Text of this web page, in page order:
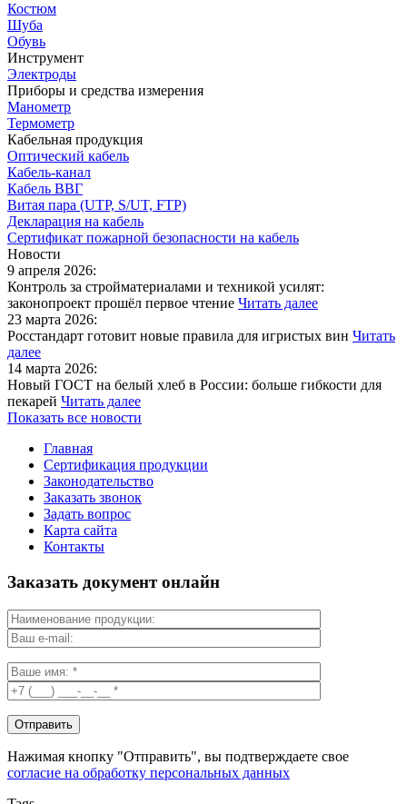
Костюм
Шуба
Обувь
Инструмент
Электроды
Приборы и средства измерения
Манометр
Термометр
Кабельная продукция
Оптический кабель
Кабель-канал
Кабель ВВГ
Витая пара (UTP, S/UT, FTP)
Декларация на кабель
Сертификат пожарной безопасности на кабель
Новости
9 апреля 2026:
Контроль за стройматериалами и техникой усилят:
законопроект прошёл первое чтение Читать далее
23 марта 2026:
Росстандарт готовит новые правила для игристых вин Читать
далее
14 марта 2026:
Новый ГОСТ на белый хлеб в России: больше гибкости для
пекарей Читать далее
Показать все новости
Главная
Сертификация продукции
Законодательство
Заказать звонок
Задать вопрос
Карта сайта
Контакты
Заказать документ онлайн
Нажимая кнопку "Отправить", вы подтверждаете свое
согласие на обработку персональных данных